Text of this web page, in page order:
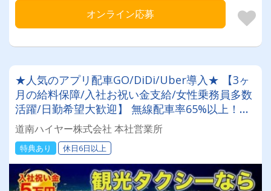
オンライン応募
★人気のアプリ配車GO/DiDi/Uber導入★ 【3ヶ
月の給料保障/入社お祝い金支給/女性乗務員多数
活躍/日勤希望大歓迎】 無線配車率65%以上！乗
務員のライフスタイルを尊重！希望に合わせてシ
フト調整が可能★ 売上向上を目指していきま
す！
道南ハイヤー株式会社 本社営業所
特典あり 休日6日以上